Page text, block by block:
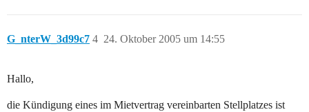
G_nterW_3d99c7 24. Oktober 2005 um 14:55
4
Hallo,
die Kündigung eines im Mietvertrag vereinbarten Stellplatzes ist